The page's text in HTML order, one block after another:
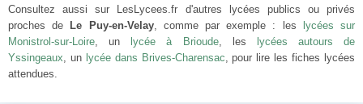
Consultez aussi sur LesLycees.fr d'autres lycées publics ou privés
proches de
Le Puy-en-Velay, comme par exemple : les
lycées sur
Monistrol-sur-Loire, un lycée à Brioude, les
lycées autours de
Yssingeaux, un lycée dans Brives-Charensac, pour lire les fiches lycées
attendues.